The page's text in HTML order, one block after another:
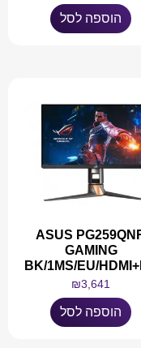
הוספה לסל
ASUS
GAMING
BK/1MS/EU/
₪3,641
הוספה לסל